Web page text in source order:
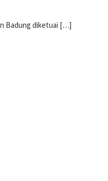
Badung diketuai […]